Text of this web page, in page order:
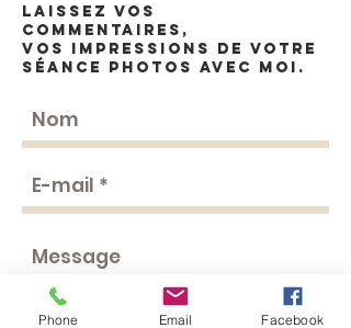
Laissez vos
commentaires,
vos impressions de votre
séance photos avec moi.
Phone Email Facebook